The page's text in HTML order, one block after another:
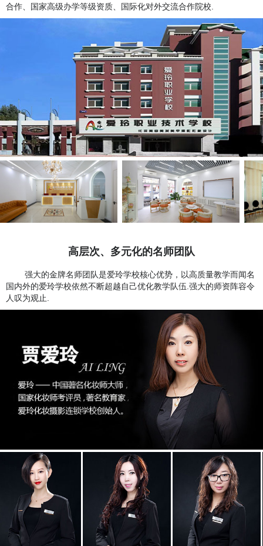
合作、国家高级办学等级资质、国际化对外交流合作院校.
高层次、多元化的名师团队
强大的金牌名师团队是爱玲学校核心优势，以高质量教学而闻名
国内外的爱玲学校依然不断超越自己优化教学队伍.强大的师资阵容令
人叹为观止.